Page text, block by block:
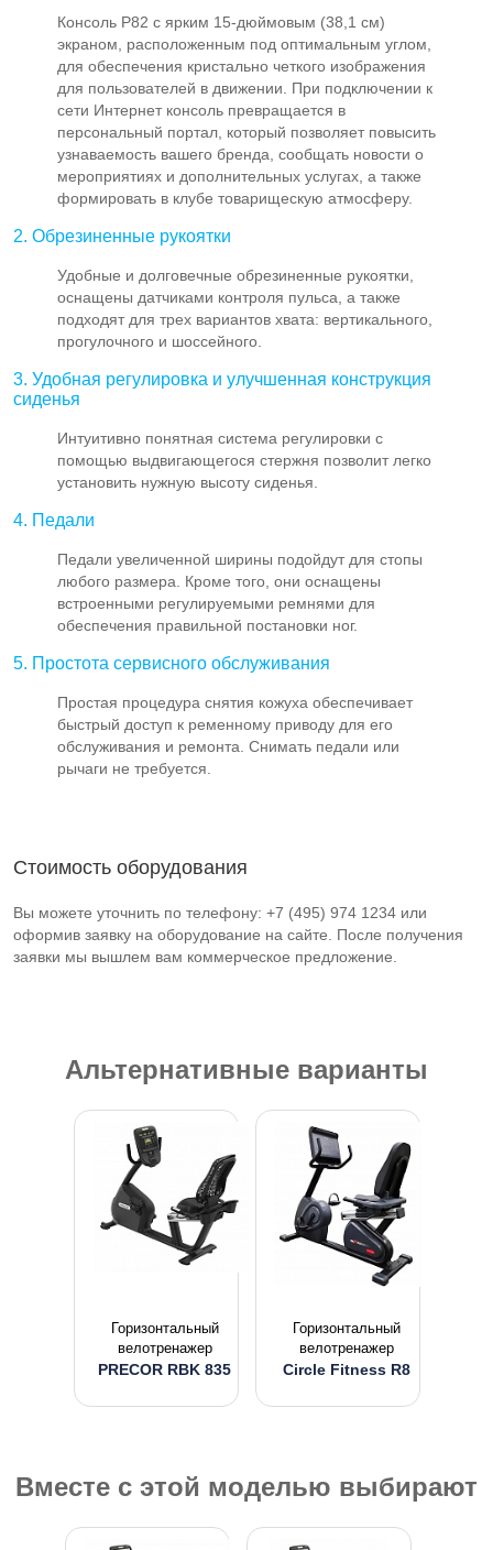
Консоль P82 с ярким 15-дюймовым (38,1 см)
экраном, расположенным под оптимальным углом,
для обеспечения кристально четкого изображения
для пользователей в движении. При подключении к
сети Интернет консоль превращается в
персональный портал, который позволяет повысить
узнаваемость вашего бренда, сообщать новости о
мероприятиях и дополнительных услугах, а также
формировать в клубе товарищескую атмосферу.
2. Обрезиненные рукоятки
Удобные и долговечные обрезиненные рукоятки,
оснащены датчиками контроля пульса, а также
подходят для трех вариантов хвата: вертикального,
прогулочного и шоссейного.
3. Удобная регулировка и улучшенная конструкция
сиденья
Интуитивно понятная система регулировки с
помощью выдвигающегося стержня позволит легко
установить нужную высоту сиденья.
4. Педали
Педали увеличенной ширины подойдут для стопы
любого размера. Кроме того, они оснащены
встроенными регулируемыми ремнями для
обеспечения правильной постановки ног.
5. Простота сервисного обслуживания
Простая процедура снятия кожуха обеспечивает
быстрый доступ к ременному приводу для его
обслуживания и ремонта. Снимать педали или
рычаги не требуется.
Стоимость оборудования
Вы можете уточнить по телефону: +7 (495) 974 1234 или
оформив заявку на оборудование на сайте. После получения
заявки мы вышлем вам коммерческое предложение.
Альтернативные варианты
Горизонтальный
велотренажер
PRECOR RBK 835
Горизонтальный
велотренажер
Circle Fitness R8
Вместе с этой моделью выбирают